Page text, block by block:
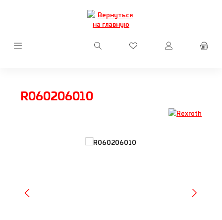
Перейти к основному содержанию
У вас есть товары из
R060206010
Пропустить галерею изображений